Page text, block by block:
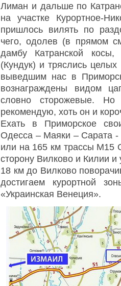
Лиман и дальше по
на участке Курортное-
пришлось вилять по
чего, одолев (в прямом
дамбу Катранской
(Кундук) и тряслись
выведшим нас в
вознаграждены видом
словно сторожевые. Но
рекомендую, хоть он и
Ехать в Приморское
Одесса – Маяки – Сарата -
или на 165 км трассы М15
сторону Вилково и Килии
18 км до Вилково
достигаем курортной
«Украинская Венеция».